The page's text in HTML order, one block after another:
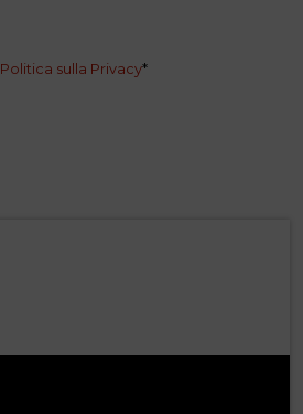
Politica sulla Privacy*